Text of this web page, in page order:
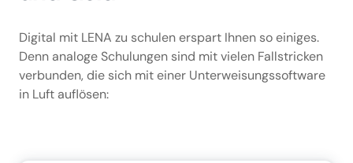
Digital mit LENA zu schulen erspart Ihnen so einiges.
Denn analoge Schulungen sind mit vielen Fallstricken
verbunden, die sich mit einer Unterweisungssoftware
in Luft auflösen: